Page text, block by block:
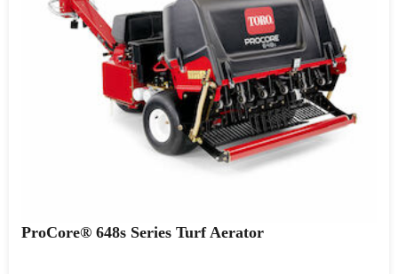
ProCore® 648s Series Turf Aerator